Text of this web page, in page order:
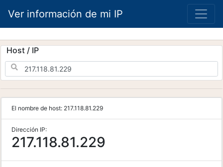
Ver información de mi IP
Host / IP
El nombre de host: 217.118.81.229
Dirección IP:
217.118.81.229